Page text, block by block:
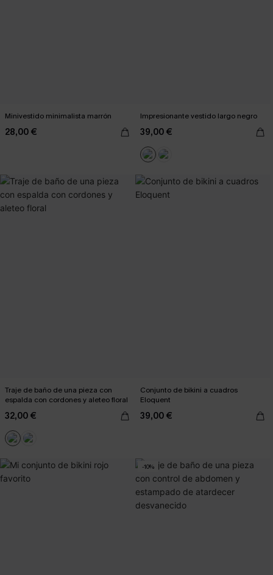
Minivestido minimalista marrón
28,00 €
Impresionante vestido largo negro
39,00 €
Traje de baño de una pieza con
espalda con cordones y aleteo floral
32,00 €
Conjunto de bikini a cuadros
Eloquent
39,00 €
-10%